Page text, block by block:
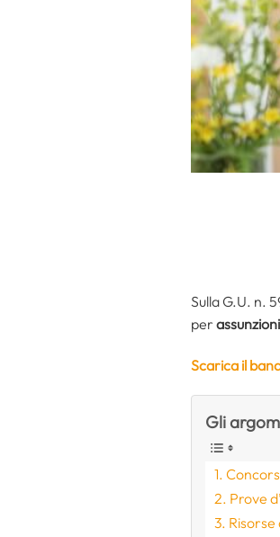
Sulla G.U. n.
per
Scarica il
Gli
Prove
Risorse